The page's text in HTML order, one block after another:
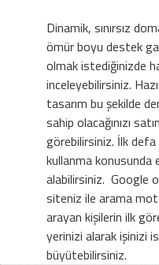
Dinamik, sınırsız
ömür boyu destek
olmak istediğinizde
inceleyebilirsiniz.
tasarım bu şekilde
sahip olacağınızı
görebilirsiniz. İlk defa
kullanma konusunda
alabilirsiniz. Google
siteniz ile arama
arayan kişilerin ilk
yerinizi alarak işinizi
büyütebilirsiniz.